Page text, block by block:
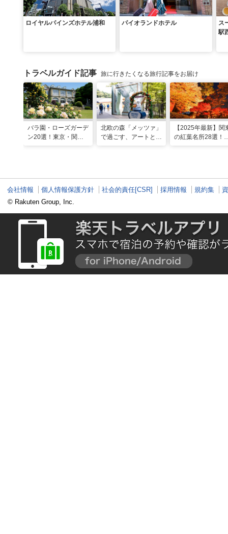
ロイヤルパインズホテル浦和 パイオランドホテル
ス
駅
トラベルガイド記事 旅に行きたくなる旅行記事をお届け
バラ園・ローズガーデ
ン20選！東京・関東
北欧の森「メッツァ」
で過ごす、アートとム
【2025年最新】関
の紅葉名所28選！
会社情報 個人情報保護方針 社会的責任[CSR] 採用情報 規約集
© Rakuten Group, Inc.